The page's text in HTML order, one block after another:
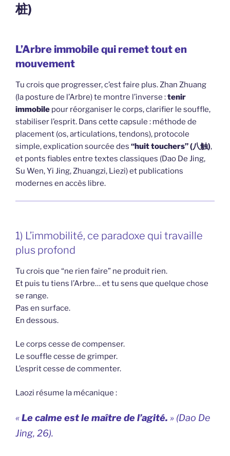
桩)
L’Arbre immobile qui remet tout en
mouvement
Tu crois que progresser, c’est faire plus. Zhan Zhuang
(la posture de l’Arbre) te montre l’inverse :tenir
immobile pour réorganiser le corps, clarifier le souffle,
stabiliser l’esprit. Dans cette capsule : méthode de
placement (os, articulations, tendons), protocole
simple, explication sourcée des “huit touchers” (八触),
et ponts fiables entre textes classiques (Dao De Jing,
Su Wen, Yi Jing, Zhuangzi, Liezi) et publications
modernes en accès libre.
1) L’immobilité, ce paradoxe qui travaille
plus profond
Tu crois que “ne rien faire” ne produit rien.
Et puis tu tiens l’Arbre… et tu sens que quelque chose
se range.
Pas en surface.
En dessous.
Le corps cesse de compenser.
Le souffle cesse de grimper.
L’esprit cesse de commenter.
Laozi résume la mécanique :
«Le calme est le maître de l’agité. » (Dao De
Jing, 26).